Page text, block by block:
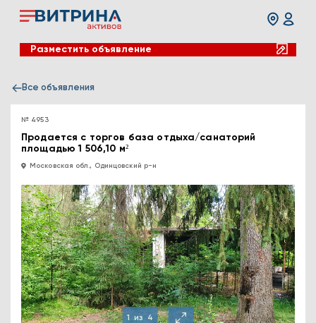
Разместить объявление
Все объявления
№ 4953
Продается с торгов база отдыха/санаторий
площадью 1 506,10 м²
Московская обл., Одинцовский р-н
1 из 4